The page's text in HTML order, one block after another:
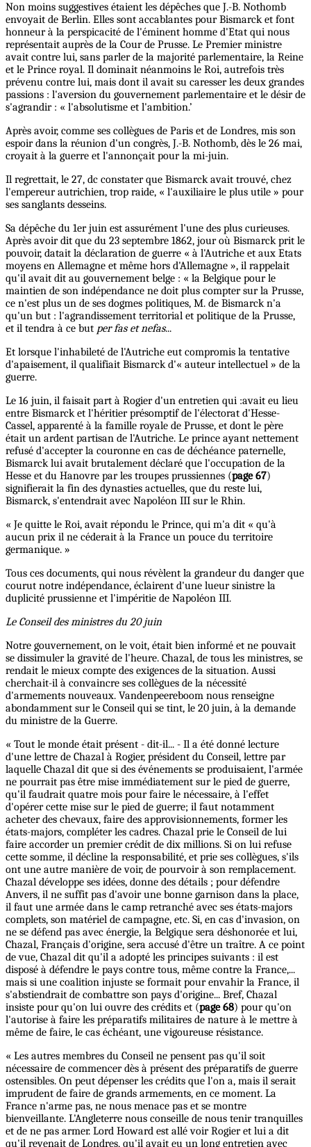
Non moins suggestives étaient les dépêches que J.-B. Nothomb
envoyait de Berlin. Elles sont accablantes pour Bismarck et font
honneur à la perspicacité de l'éminent homme d'Etat qui nous
représentait auprès de la Cour de Prusse. Le Premier ministre
avait contre lui, sans parler de la majorité parlementaire, la Reine
et le Prince royal. Il dominait néanmoins le Roi, autrefois très
prévenu contre lui, mais dont il avait su caresser les deux grandes
passions : l'aversion du gouvernement parlementaire et le désir de
s'agrandir : « l'absolutisme et l'ambition.’
Après avoir, comme ses collègues de Paris et de Londres, mis son
espoir dans la réunion d'un congrès, J.-B. Nothomb, dès le 26 mai,
croyait à la guerre et l'annonçait pour la mi-juin.
Il regrettait, le 27, dc constater que Bismarck avait trouvé, chez
l'empereur autrichien, trop raide, « l'auxiliaire le plus utile » pour
ses sanglants desseins.
Sa dépêche du 1er juin est assurément l'une des plus curieuses.
Après avoir dit que du 23 septembre 1862, jour où Bismarck prit le
pouvoir, datait la déclaration de guerre « à l'Autriche et aux Etats
moyens en Allemagne et même hors d'Allemagne », il rappelait
qu'il avait dit au gouvernement belge : « la Belgique pour le
maintien de son indépendance ne doit plus compter sur la Prusse,
ce n'est plus un de ses dogmes politiques, M. de Bismarck n'a
qu'un but : l'agrandissement territorial et politique de la Prusse,
et il tendra à ce but per fas et nefas...
Et lorsque l'inhabileté de l'Autriche eut compromis la tentative
d'apaisement, il qualifiait Bismarck d'« auteur intellectuel » de la
guerre.
Le 16 juin, il faisait part à Rogier d'un entretien qui :avait eu lieu
entre Bismarck et l'héritier présomptif de l'électorat d'Hesse-
Cassel, apparenté à la famille royale de Prusse, et dont le père
était un ardent partisan de l'Autriche. Le prince ayant nettement
refusé d'accepter la couronne en cas de déchéance paternelle,
Bismarck lui avait brutalement déclaré que l'occupation de la
Hesse et du Hanovre par les troupes prussiennes (page 67)
signifierait la fin des dynasties actuelles, que du reste lui,
Bismarck, s'entendrait avec Napoléon III sur le Rhin.
« Je quitte le Roi, avait répondu le Prince, qui m'a dit « qu'à
aucun prix il ne céderait à la France un pouce du territoire
germanique. »
Tous ces documents, qui nous révèlent la grandeur du danger que
courut notre indépendance, éclairent d'une lueur sinistre la
duplicité prussienne et l'impéritie de Napoléon III.
Le Conseil des ministres du 20 juin
Notre gouvernement, on le voit, était bien informé et ne pouvait
se dissimuler la gravité de l'heure. Chazal, de tous les ministres, se
rendait le mieux compte des exigences de la situation. Aussi
cherchait-il à convaincre ses collègues de la nécessité
d'armements nouveaux. Vandenpeereboom nous renseigne
abondamment sur le Conseil qui se tint, le 20 juin, à la demande
du ministre de la Guerre.
« Tout le monde était présent - dit-il... - Il a été donné lecture
d'une lettre de Chazal à Rogier, président du Conseil, lettre par
laquelle Chazal dit que si des événements se produisaient, l'armée
ne pourrait pas être mise immédiatement sur le pied de guerre,
qu'il faudrait quatre mois pour faire le nécessaire, à l'effet
d'opérer cette mise sur le pied de guerre; il faut notamment
acheter des chevaux, faire des approvisionnements, former les
états-majors, compléter les cadres. Chazal prie le Conseil de lui
faire accorder un premier crédit de dix millions. Si on lui refuse
cette somme, il décline la responsabilité, et prie ses collègues, s'ils
ont une autre manière de voir, de pourvoir à son remplacement.
Chazal développe ses idées, donne des détails ; pour défendre
Anvers, il ne suffit pas d'avoir une bonne garnison dans la place,
il faut une armée dans le camp retranché avec ses états-majors
complets, son matériel de campagne, etc. Si, en cas d'invasion, on
ne se défend pas avec énergie, la Belgique sera déshonorée et lui,
Chazal, Français d'origine, sera accusé d'être un traître. A ce point
de vue, Chazal dit qu'il a adopté les principes suivants : il est
disposé à défendre le pays contre tous, même contre la France,...
mais si une coalition injuste se formait pour envahir la France, il
s'abstiendrait de combattre son pays d'origine... Bref, Chazal
insiste pour qu'on lui ouvre des crédits et (page 68) pour qu'on
l'autorise à faire les préparatifs militaires de nature à le mettre à
même de faire, le cas échéant, une vigoureuse résistance.
« Les autres membres du Conseil ne pensent pas qu'il soit
nécessaire de commencer dès à présent des préparatifs de guerre
ostensibles. On peut dépenser les crédits que l'on a, mais il serait
imprudent de faire de grands armements, en ce moment. La
France n'arme pas, ne nous menace pas et se montre
bienveillante. L'Angleterre nous conseille de nous tenir tranquilles
et de ne pas armer. Lord Howard est allé voir Rogier et lui a dit
qu'il revenait de Londres, qu'il avait eu un long entretien avec